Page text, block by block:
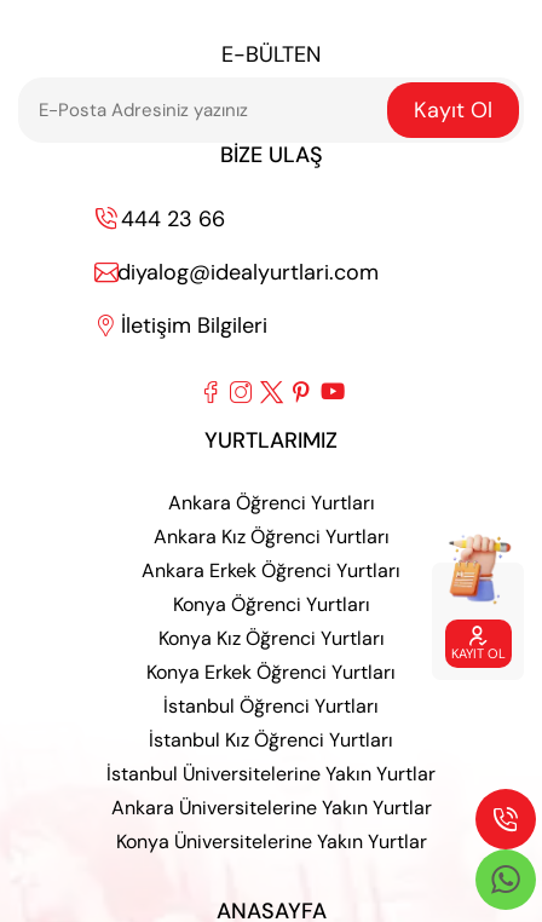

KAYIT OL
E-BÜLTEN
Kayıt Ol
BIZE ULAŞ
444 23 66
diyalog@idealyurtlari.com
 İletişim Bilgileri
    
YURTLARIMIZ
Ankara Öğrenci Yurtları
Ankara Kız Öğrenci Yurtları
Ankara Erkek Öğrenci Yurtları
Konya Öğrenci Yurtları
Konya Kız Öğrenci Yurtları
Konya Erkek Öğrenci Yurtları
İstanbul Öğrenci Yurtları
İstanbul Kız Öğrenci Yurtları
İstanbul Üniversitelerine Yakın Yurtlar
Ankara Üniversitelerine Yakın Yurtlar
Konya Üniversitelerine Yakın Yurtlar
ANASAYFA

